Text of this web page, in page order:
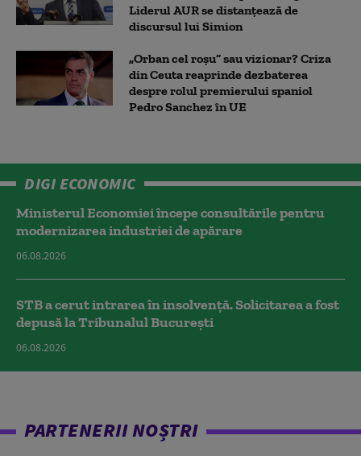
Liderul AUR se distanțează de
discursul lui Simion
„Orban cel roșu” sau vizionar? Criza
din Ceuta reaprinde dezbaterea
despre rolul premierului spaniol
Pedro Sanchez în UE
DIGI ECONOMIC
Ministerul Economiei începe consultările pentru
modernizarea industriei de apărare
06.08.2026
STB a cerut intrarea în insolvență. Solicitarea a fost
depusă la Tribunalul București
06.08.2026
PARTENERII NOȘTRI